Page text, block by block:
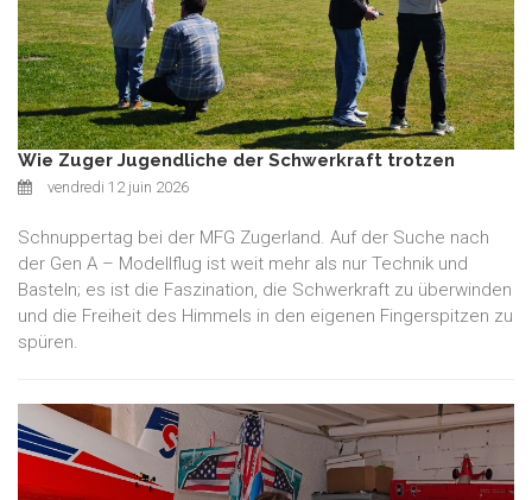
Wie Zuger Jugendliche der Schwerkraft trotzen
vendredi 12 juin 2026
Schnuppertag bei der MFG Zugerland. Auf der Suche nach
der Gen A – Modellflug ist weit mehr als nur Technik und
Basteln; es ist die Faszination, die Schwerkraft zu überwinden
und die Freiheit des Himmels in den eigenen Fingerspitzen zu
spüren.